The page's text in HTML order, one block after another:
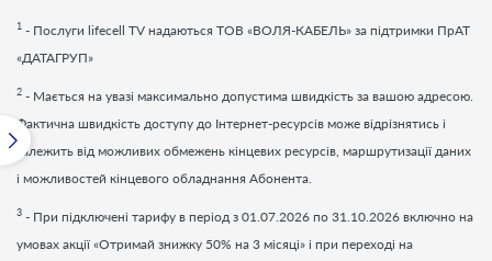
1 - Послуги lifecell TV надаються ТОВ «ВОЛЯ-КАБЕЛЬ» за підтримки ПрАТ
«ДАТАГРУП»
2 - Мається на увазі максимально допустима швидкість за вашою адресою.
Фактична швидкість доступу до Інтернет-ресурсів може відрізнятись і
залежить від можливих обмежень кінцевих ресурсів, маршрутизації даних
і можливостей кінцевого обладнання Абонента.
3 - При підключені тарифу в період з 01.07.2026 по 31.10.2026 включно на
умовах акції «Отримай знижку 50% на 3 місяці» і при переході на